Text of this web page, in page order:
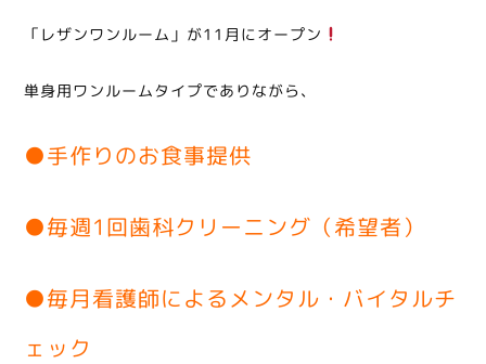
「レザンワンルーム」が11月にオープン
単身用ワンルームタイプでありながら、
●手作りのお食事提供
●毎週1回歯科クリーニング（希望者）
●毎月看護師によるメンタル・バイタルチ
ェック